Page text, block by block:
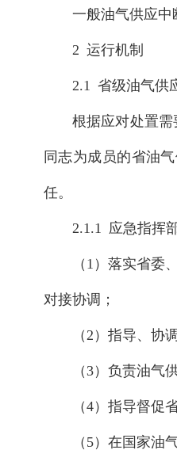
一般油气供应中
2 运行机制
2.1 省级油气供
根据应对处置
同志为成员的省油
任。
2.1.1 应急指挥
（1）落实省
对接协调；
（2）指导、协
（3）负责油气
（4）指导督促
（5）在国家油